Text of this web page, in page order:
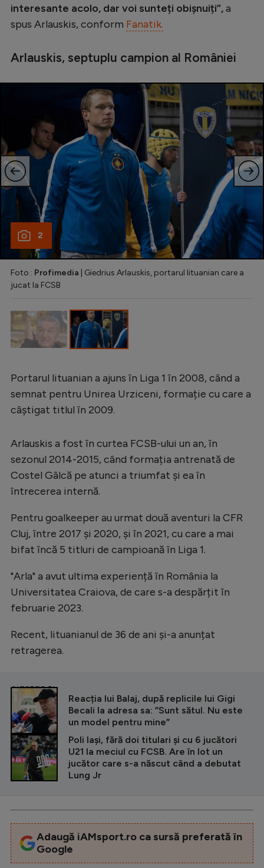
Creează cont
interesante acolo, dar voi sunteți obișnuiți”,a
spus Arlauskis, conform Fanatik.
Arlauskis, septuplu campion al României
2
Foto : Profimedia | Giedrius Arlauskis, portarul lituanian care a
jucat la FCSB
Portarul lituanian a ajuns în Liga 1 în 2008, când a
semnat pentru Unirea Urziceni, formație cu care a
câștigat titlul în 2009.
Arlauskis a fost în curtea FCSB-ului un an, în
sezonul 2014-2015, când formația antrenată de
Costel Gâlcă pe atunci a triumfat și ea în
întrecerea internă.
Pentru goalkeeper au urmat două aventuri la CFR
Cluj, între 2017 și 2020, și în 2021, cu care a mai
bifat încă 5 titluri de campioană în Liga 1.
"Arla" a avut ultima experiență în România la
Universitatea Craiova, de care s-a despărțit în
februarie 2023.
Recent, lituanianul de 36 de ani și-a anunțat
retragerea.
CITEȘTE ȘI
Reacția lui Balaj, după replicile lui Gigi
Becali la adresa sa: ”Sunt sătul. Nu este
un model pentru mine”
Poli Iași, fără doi titulari și cu 6 jucători
U21 la meciul cu FCSB. Are în lot un
jucător care s-a născut când a debutat
Lung Jr
Adaugă iAMsport.ro ca sursă preferată în
Google